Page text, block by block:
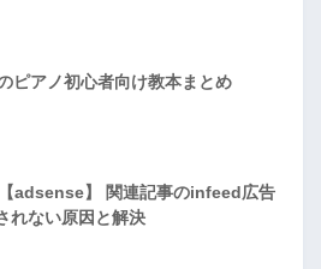
ピアノ初心者向け教本まとめ
adsense】 関連記事のinfeed広告
れない原因と解決